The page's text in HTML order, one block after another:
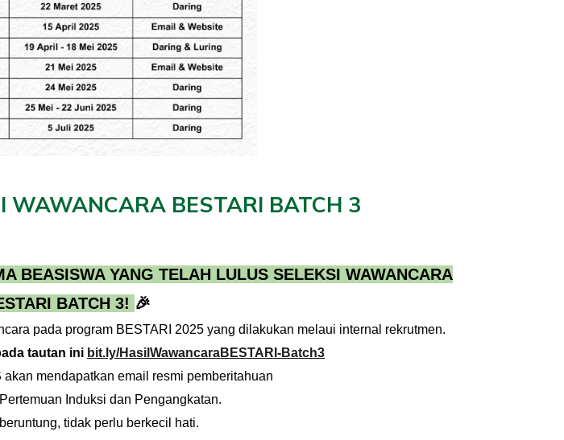
WAWANCARA BESTARI BATCH 3
BEASISWA YANG TELAH LULUS SELEKSI WAWANCARA
BATCH 3! 🎉
pada program BESTARI 2025 yang dilakukan melaui internal rekrutmen.
tautan ini bit.ly/HasilWawancaraBESTARI-Batch3
akan mendapatkan email resmi pemberitahuan
Pertemuan Induksi dan Pengangkatan.
tidak perlu berkecil hati.